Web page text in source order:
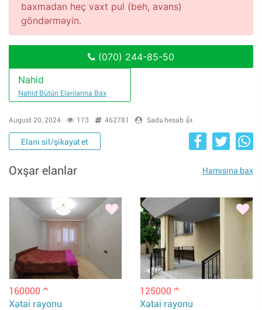
baxmadan heç vaxt pul (beh, avans)
göndərməyin.
(070) 244-85-50
Nahid
Nahid Bütün Elanlarına Bax
August 20, 2024 173 462781 Sadə hesab 👍
Elanı sil/şikayət et
Oxşar elanlar Hamısına bax
160000 m
Xətai rayonu
125000 m
Xətai rayonu